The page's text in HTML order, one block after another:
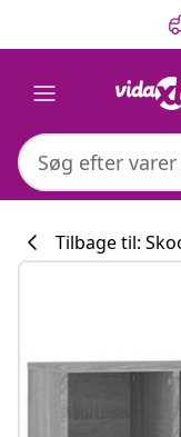
Tilbage til: